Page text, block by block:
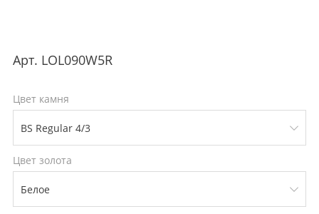
Арт. LOL090W5R
Цвет камня
Цвет золота